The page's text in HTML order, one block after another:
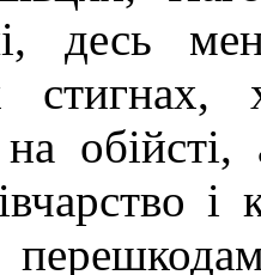
десь
стигнах,
обійсті,